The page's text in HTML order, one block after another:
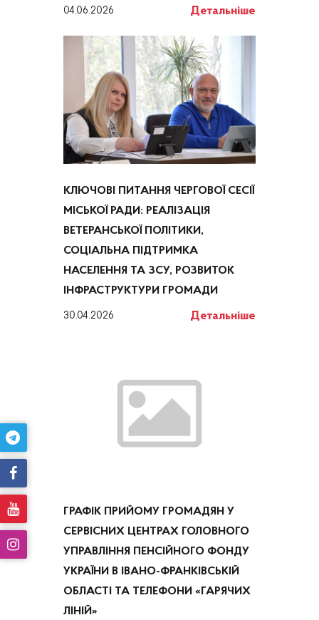
04.06.2026 Детальніше
КЛЮЧОВІ ПИТАННЯ ЧЕРГОВОЇ СЕСІЇ
МІСЬКОЇ РАДИ: РЕАЛІЗАЦІЯ
ВЕТЕРАНСЬКОЇ ПОЛІТИКИ,
СОЦІАЛЬНА ПІДТРИМКА
НАСЕЛЕННЯ ТА ЗСУ, РОЗВИТОК
ІНФРАСТРУКТУРИ ГРОМАДИ
30.04.2026 Детальніше
ГРАФІК ПРИЙОМУ ГРОМАДЯН У
СЕРВІСНИХ ЦЕНТРАХ ГОЛОВНОГО
УПРАВЛІННЯ ПЕНСІЙНОГО ФОНДУ
УКРАЇНИ В ІВАНО-ФРАНКІВСЬКІЙ
ОБЛАСТІ ТА ТЕЛЕФОНИ «ГАРЯЧИХ
ЛІНІЙ»